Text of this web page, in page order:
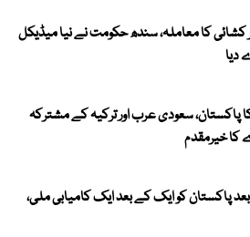
کشائی کا معاملہ، سندھ حکومت نے نیا میڈیکل
دیا
سعودی عرب اور ترکیہ کے مشترکہ
کا خیرمقدم
پاکستان کو ایک کے بعد ایک کامیابی ملی،